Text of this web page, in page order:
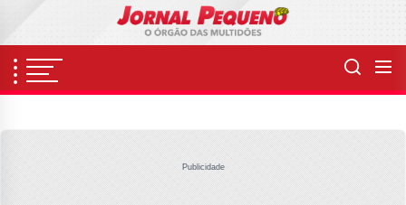
content
Publicidade